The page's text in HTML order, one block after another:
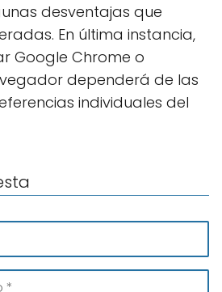
desventajas que
En última instancia,
Google Chrome o
dependerá de las
individuales del